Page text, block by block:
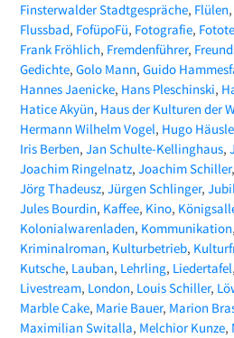
Finsterwalder Stadtgespräche Flülen
Flussbad FofüpoFü Fotografie
Frank Fröhlich Fremdenführer
Gedichte Golo Mann Guido
Hannes Jaenicke Hans Pleschinski
Hatice Akyün Haus der Kulturen der
Hermann Wilhelm Vogel Hugo
Iris Berben Jan Schulte-Kellinghaus
Joachim Ringelnatz Joachim Schiller
Jörg Thadeusz Jürgen Schlinger
Jules Bourdin Kaffee Kino
Kolonialwarenladen Kommunikation
Kriminalroman Kulturbetrieb
Kutsche Lauban Lehrling Liedertafel
Livestream London Louis Schiller
Marble Cake Marie Bauer Marion
Maximilian Switalla Melchior Kunze